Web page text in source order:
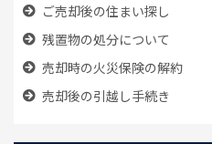
ご売却後の住まい探し
残置物の処分について
売却時の火災保険の解約
売却後の引越し手続き